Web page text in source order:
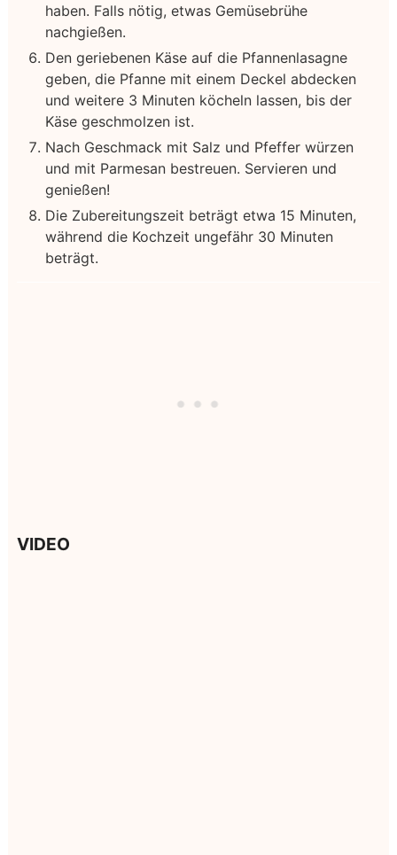
haben. Falls nötig, etwas Gemüsebrühe
nachgießen.
Den geriebenen Käse auf die Pfannenlasagne
geben, die Pfanne mit einem Deckel abdecken
und weitere 3 Minuten köcheln lassen, bis der
Käse geschmolzen ist.
Nach Geschmack mit Salz und Pfeffer würzen
und mit Parmesan bestreuen. Servieren und
genießen!
Die Zubereitungszeit beträgt etwa 15 Minuten,
während die Kochzeit ungefähr 30 Minuten
beträgt.
VIDEO